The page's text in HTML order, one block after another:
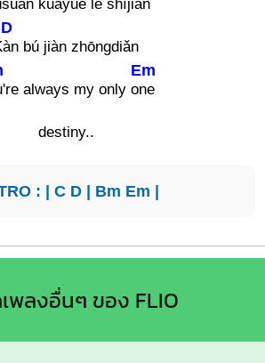
kuàyuè le shíjiān
D
àn bú jiàn zhōngdiǎn
always my only o
Em
ne
destiny..
: | C D| Bm Em |
พลงอื่นๆ ของ FLIO